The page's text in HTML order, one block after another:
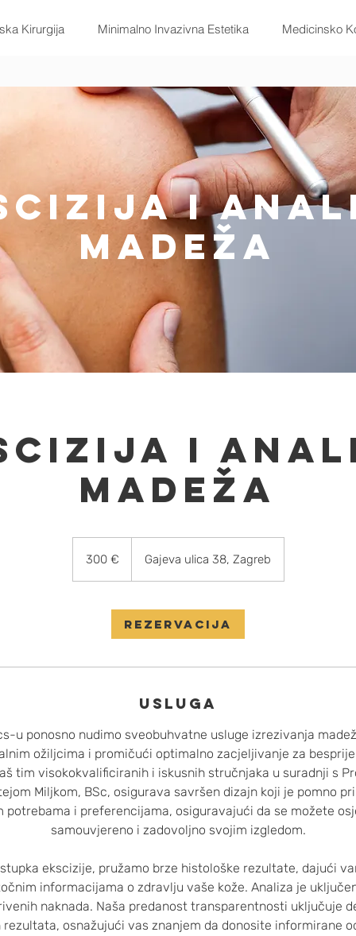
Kirurgija Minimalno Invazivna Estetika Medicinsko
i
Madeža
i
Madeža
300 € Gajeva ulica 38, Zagreb
Rezervacija
Usluga
u ponosno nudimo sveobuhvatne usluge izrezivanja
ožiljcima i promičući optimalno zacjeljivanje za
tim visokokvalificiranih i iskusnih stručnjaka u suradnji s
Miljkom, BSc, osigurava savršen dizajn koji je pomno
potrebama i preferencijama, osiguravajući da se možete
samouvjereno i zadovoljno svojim izgledom.
ekscizije, pružamo brze histološke rezultate, dajući
informacijama o zdravlju vaše kože. Analiza je
naknada. Naša predanost transparentnosti uključuje
osnažujući vas znanjem da donosite informirane